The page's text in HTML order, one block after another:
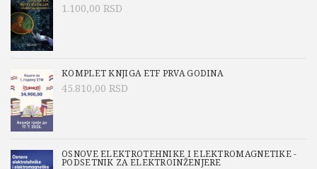
1.100,00 RSD
KOMPLET KNJIGA ETF PRVA GODINA
45.810,00 RSD
OSNOVE ELEKTROTEHNIKE I ELEKTROMAGNETIKE -
PODSETNIK ZA ELEKTROINŽENJERE